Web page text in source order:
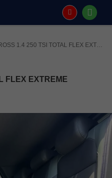
1.4 250 TSI TOTAL FLEX EXTREME AUTOMÁTICO
FLEX EXTREME